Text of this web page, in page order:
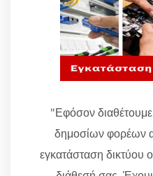
"Εφόσον
δημοσίων φορέων
εγκατάσταση δικτύου